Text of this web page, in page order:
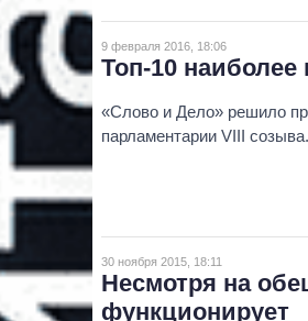
9 февраля 2016, 18:06
Топ-10 наиболее
«Слово и Дело» решило
парламентарии VIII созыва.
30 ноября 2015, 18:11
Несмотря на
функционирует